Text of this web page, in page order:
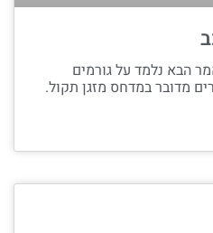
הבא נלמד על גורמים
מדובר במדחס מזגן תקול.